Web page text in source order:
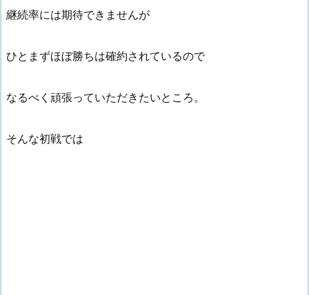
継続率には期待できませんが
ひとまずほぼ勝ちは確約されているので
なるべく頑張っていただきたいところ。
そんな初戦では